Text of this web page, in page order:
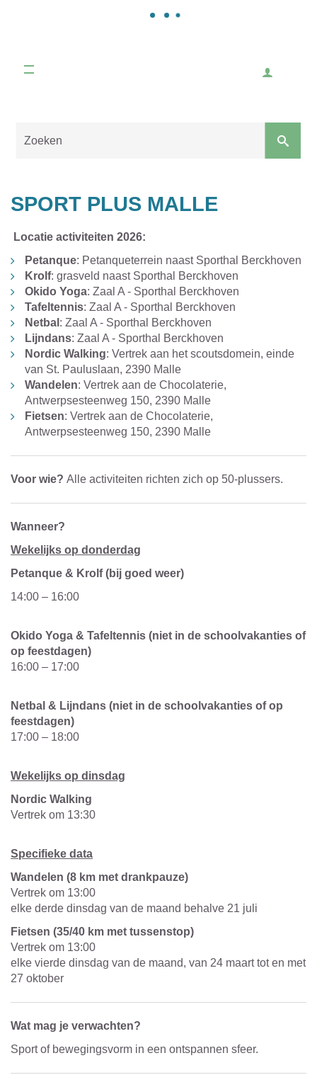
SPORT PLUS MALLE
Locatie activiteiten 2026:
Petanque: Petanqueterrein naast Sporthal Berckhoven
Krolf: grasveld naast Sporthal Berckhoven
Okido Yoga: Zaal A - Sporthal Berckhoven
Tafeltennis: Zaal A - Sporthal Berckhoven
Netbal : Zaal A - Sporthal Berckhoven
Lijndans: Zaal A - Sporthal Berckhoven
Nordic Walking: Vertrek aan het scoutsdomein, einde
van St. Pauluslaan, 2390 Malle
Wandelen: Vertrek aan de Chocolaterie,
Antwerpsesteenweg 150, 2390 Malle
Fietsen: Vertrek aan de Chocolaterie,
Antwerpsesteenweg 150, 2390 Malle
Voor wie? Alle activiteiten richten zich op 50-plussers.
Wanneer?
Wekelijks op donderdag
Petanque & Krolf (bij goed weer)
14:00 – 16:00
Okido Yoga & Tafeltennis (niet in de schoolvakanties of
op feestdagen)
16:00 – 17:00
Netbal & Lijndans (niet in de schoolvakanties of op
feestdagen)
17:00 – 18:00
Wekelijks op dinsdag
Nordic Walking
Vertrek om 13:30
Specifieke data
Wandelen (8 km met drankpauze)
Vertrek om 13:00
elke derde dinsdag van de maand behalve 21 juli
Fietsen (35/40 km met tussenstop)
Vertrek om 13:00
elke vierde dinsdag van de maand, van 24 maart tot en met
27 oktober
Wat mag je verwachten?
Sport of bewegingsvorm in een ontspannen sfeer.